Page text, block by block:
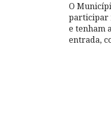
O
participar
e tenham
entrada,